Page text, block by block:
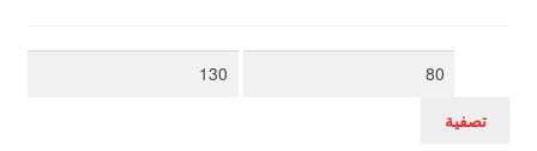
أدنى
أعلى
تصفية